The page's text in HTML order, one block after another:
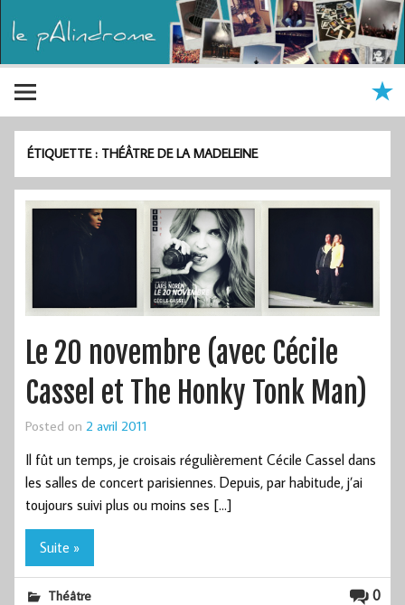
ÉTIQUETTE : THÉÂTRE DE LA MADELEINE
Le 20 novembre (avec Cécile
Cassel et The Honky Tonk Man)
Posted on 2 avril 2011
Il fût un temps, je croisais régulièrement Cécile Cassel dans
les salles de concert parisiennes. Depuis, par habitude, j’ai
toujours suivi plus ou moins ses […]
Suite »
0
Théâtre